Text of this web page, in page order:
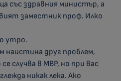
със здравния министър, а
заместник проф. Илко
утро.
наистина друг проблем,
случва в МВР, но при вас
никак лека. Ако